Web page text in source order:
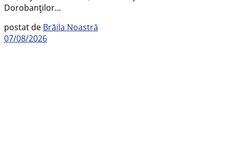
Dorobanților...
postat de Brăila Noastră
07/08/2026